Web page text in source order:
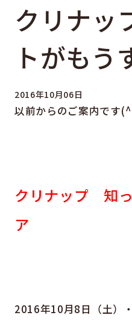
クリナッ
トがもう
2016年10月06日
以前からのご案内です
クリナップ 知
ア
2016年10月8日（土）